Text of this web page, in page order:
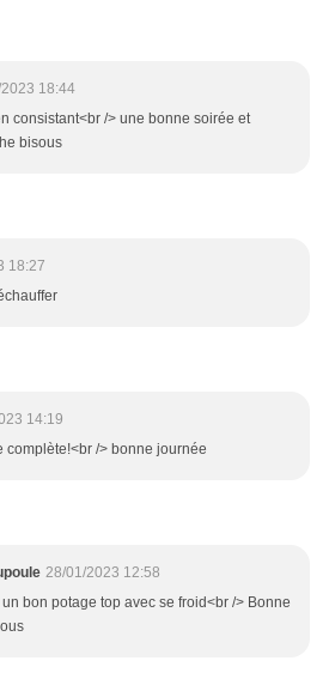
18:44
consistant<br /> une bonne soirée et
bisous
18:27
14:19
complète!<br /> bonne journée
28/01/2023 12:58
bon potage top avec se froid<br /> Bonne